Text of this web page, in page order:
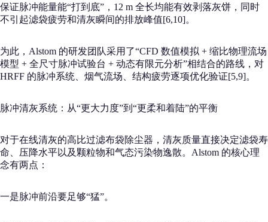
保证脉冲能量能“打到底”，12 m 全长均能有效剥落灰饼，同时
不引起滤袋疲劳和清灰瞬间的排放峰值[6,10]。
为此，Alstom 的研发团队采用了“CFD 数值模拟 + 缩比物理流场
模型 + 全尺寸脉冲试验台 + 动态有限元分析”相结合的路线，对
HRFF 的脉冲系统、烟气流场、结构疲劳逐项优化验证[5,9]。
脉冲清灰系统：从“更大力度”到“更柔和着陆”的平衡
对于在线清灰的高比过滤布袋除尘器，清灰质量直接决定滤袋寿
命、压降水平以及颗粒物和气态污染物逸散。Alstom 的核心理
念有两点：
一是脉冲前沿要足够“猛”。